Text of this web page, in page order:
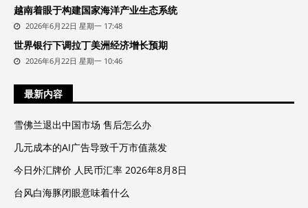
越南着眼于构建国家海洋产业生态系统
2026年6月22日 星期一 17:48
世界银行下调拉丁美洲经济增长预期
2026年6月22日 星期一 10:46
最新内容
雪佛兰退出中国市场 售后怎么办
几元成本的AI广告导致千万市值蒸发
今日外汇牌价 人民币汇率 2026年8月8日
台风白海豚闭眼意味着什么